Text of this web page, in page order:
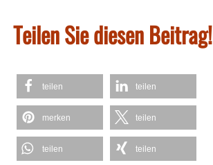
Teilen Sie diesen Beitrag!
teilen teilen
merken teilen
teilen teilen